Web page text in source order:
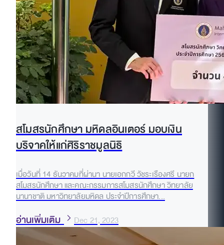
สโมสรนักศึกษา มหิดลอินเตอร์ มอบเงิน
บริจาคให้แก่ศิริราชมูลนิธิ
เมื่อวันที่ 14 ธันวาคมที่ผ่านา นายเอกกวี วัชระเรืองศรี นายก
สโมสรนักศึกษา และคณะกรรมการสโมสรนักศึกษา วิทยาลัย
นานาชาติ มหาวิทยาลัยมหิดล ประจำปีการศึกษา...
อ่านเพิ่มเติม Dec 21, 2023